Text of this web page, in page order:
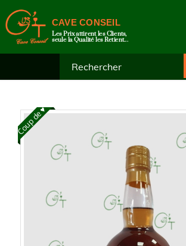
CAVE CONSEIL
Les Prix attirent les Clients,
seule la Qualité les Retient...
Coup de ♥️